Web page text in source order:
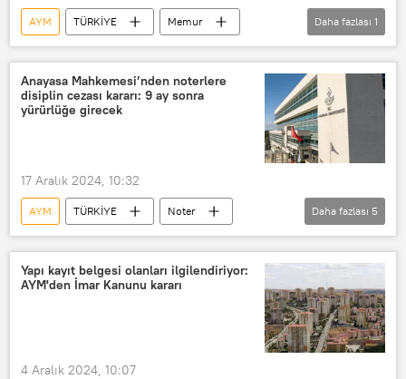
AYM TÜRKİYE
Memur
3600 ek gösterge
Daha fazlası 1
Anayasa Mahkemesi’nden noterlere
disiplin cezası kararı: 9 ay sonra
yürürlüğe girecek
17 Aralık 2024, 10:32
AYM TÜRKİYE
Noter
Resmi Gazete
Türkiye
Ankara
Anayasa Mahkemesi (AYM)
Yüksek Mahkeme
Daha fazlası 5
Yapı kayıt belgesi olanları ilgilendiriyor:
AYM'den İmar Kanunu kararı
4 Aralık 2024, 10:07